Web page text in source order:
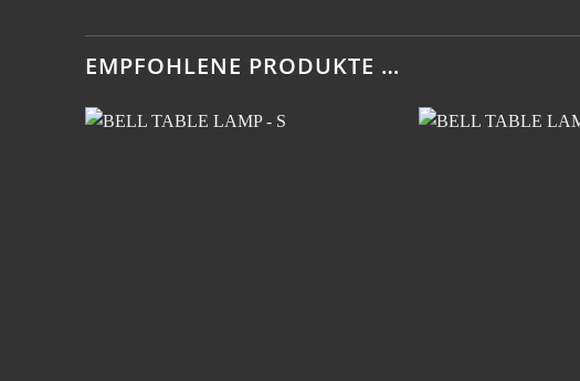
EMPFOHLENE PRODUKTE …